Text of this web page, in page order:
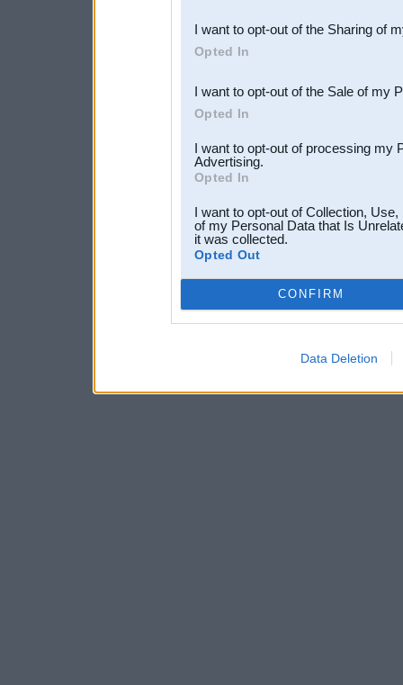
Downstream Participants
third parties.
I want to opt-out of the Sharing of
Opted In
I want to opt-out of the Sale of my
Opted In
I want to opt-out of processing my
Advertising.
Opted In
I want to opt-out of Collection,
of my Personal Data that Is
it was collected.
Opted Out
CONFIRM
Data Deletion